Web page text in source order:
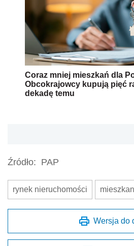
Coraz mniej mieszkań dla
Obcokrajowcy kupują pięć
dekadę temu
Źródło: PAP
rynek nieruchomości
Wersja do